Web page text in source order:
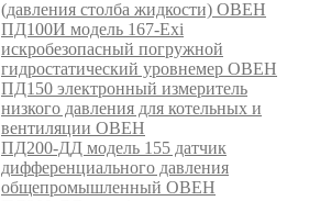
(давления столба жидкости) ОВЕН
ПД100И модель 167-Exi
искробезопасный погружной
гидростатический уровнемер ОВЕН
ПД150 электронный измеритель
низкого давления для котельных и
вентиляции ОВЕН
ПД200-ДД модель 155 датчик
дифференциального давления
общепромышленный ОВЕН